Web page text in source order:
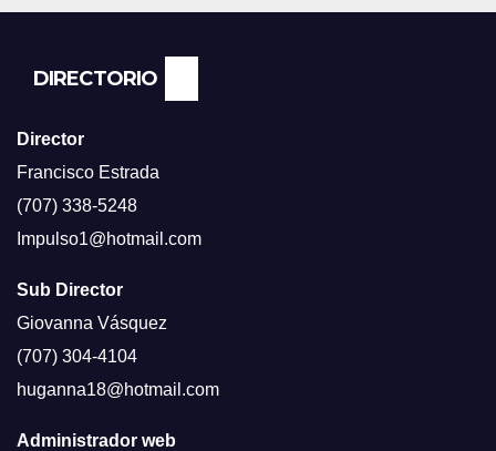
NEWS.
DIRECTORIO
Director
Francisco Estrada
(707) 338-5248
Impulso1@hotmail.com
Sub Director
Giovanna Vásquez
(707) 304-4104
huganna18@hotmail.com
Administrador web